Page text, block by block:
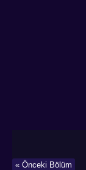
« Önceki Bölüm